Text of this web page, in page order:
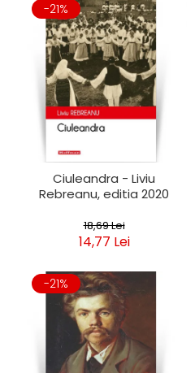
-21%
Ciuleandra - Liviu
Rebreanu, editia 2020
18,69 Lei
14,77 Lei
-21%